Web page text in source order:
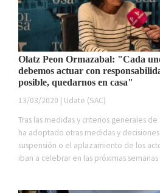
Olatz Peon Ormazabal: "Cada
debemos actuar con
posible, quedarnos en casa"
13/03/2020 | Udate (SAC)
Tras las medidas y criterios generales
ha adoptado otras medidas y
suspensión o el aplazamiento de los
iban a celebrar en las próximas semanas